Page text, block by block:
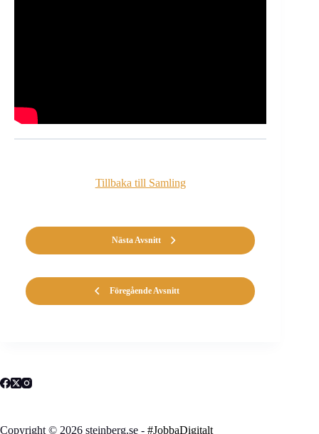
Föregående Avsnitt
Tillbaka till Samling
Nästa Avsnitt
Copyright © 2026 steinberg.se - #JobbaDigitalt